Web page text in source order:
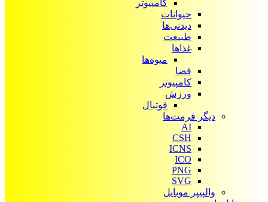
کامپیوتر
حیوانات
دیدنی‌ها
طبیعت
غذاها
میوه‌ها
فضا
کامپیوتر
ورزش
فوتبال
دیگر فرمت‌ها
AI
CSH
ICNS
ICO
PNG
SVG
والپیپر موبایل